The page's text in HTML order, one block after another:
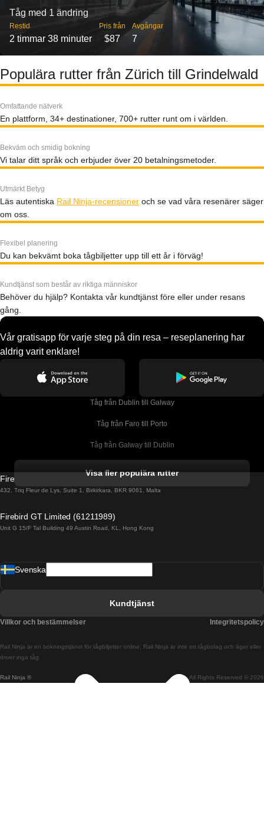
Tåg med 1 ändring
Restid
2 timmar 38 minuter
Pris från
$87
Avgångar
7
Populära rutter från Zürich till Grindelwald
Omfattande nätverk
En plattform, 34+ destinationer, 700+ rutter runt om i världen.
Bekväm och smidig bokning
Vi talar ditt språk och erbjuder över 20 betalningsmetoder.
Utmärkt Betyg
Läs autentiska Rail Ninja-recensioner och se vad våra resenärer säger
om oss.
Flexibel planering
Du kan bekvämt boka tågbiljetter upp till ett år i förväg!
Kundtjänst som består av riktiga människor
Behöver du hjälp? Kontakta vår kundtjänst före eller under resans
gång.
Vår gratisapp för varje steg på din resa – reseplanering har
aldrig varit enklare!
Tåg från Dublin till Galway
Tåg från Faro till Porto
Tåg från Galway till Dublin
Tåg från Porto till Faro
Tåg från Barcelona till Madrid
Tåg från Budapest till Bratislava
Visa fler populära rutter
Firebird GT Limited (OC 1451)
432, Triq Fleur de Lys, Suite 1, Birkirkara, BKR 9061, Malta
Firebird GT Limited (61211989)
Unit G 15/F Tal Building 49 Austin Road, KL, Hong Kong
Rail Ninja ® All Rights Reserved © 2026
Rail Ninja är en bokningstjänst för tågbiljetter online. Rail Ninja är inte ett tågbolag och äger eller
driver inga tåg.
Svenska
Kundtjänst
Villkor och bestämmelser Integritetspolicy